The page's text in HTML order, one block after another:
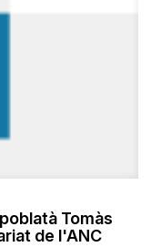
Tomàs
de l'ANC